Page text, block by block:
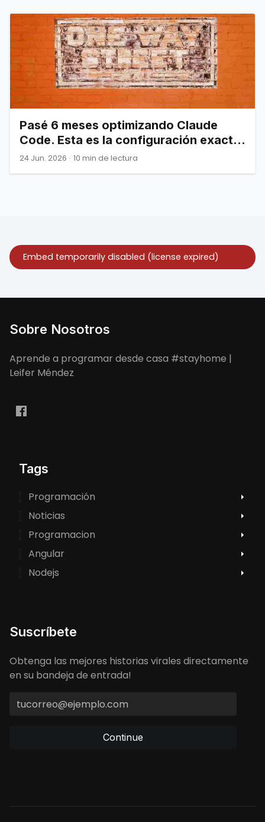
Pasé 6 meses optimizando Claude
Code. Esta es la configuración exacta
que por fin funcionó.
24 Jun. 2026 · 10 min de lectura
Sobre Nosotros
Aprende a programar desde casa #stayhome |
Leifer Méndez
Tags
Programación
Noticias
Programacion
Angular
Nodejs
Suscríbete
Obtenga las mejores historias virales directamente
en su bandeja de entrada!
Continue